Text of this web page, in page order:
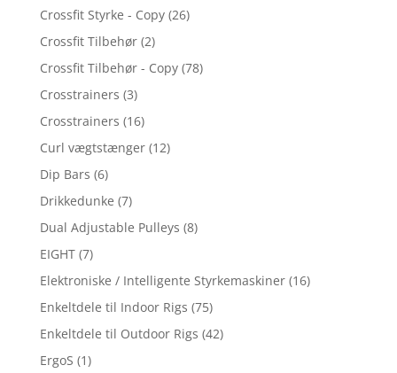
Crossfit Styrke - Copy (26)
Crossfit Tilbehør (2)
Crossfit Tilbehør - Copy (78)
Crosstrainers (3)
Crosstrainers (16)
Curl vægtstænger (12)
Dip Bars (6)
Drikkedunke (7)
Dual Adjustable Pulleys (8)
EIGHT (7)
Elektroniske / Intelligente Styrkemaskiner (16)
Enkeltdele til Indoor Rigs (75)
Enkeltdele til Outdoor Rigs (42)
ErgoS (1)